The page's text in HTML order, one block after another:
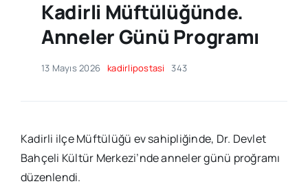
Kadirli Müftülüğünde.
Anneler Günü Programı
13 Mayıs 2026 kadirlipostasi 343
​Kadirli ilçe Müftülüğü ev sahipliğinde, Dr. Devlet
Bahçeli Kültür Merkezi’nde anneler günü proğramı
düzenlendi.